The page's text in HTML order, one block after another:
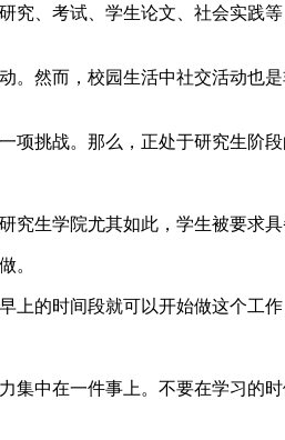
究、考试、学生论文、社会实
。然而，校园生活中社交活动
项挑战。那么，正处于研究生阶
生学院尤其如此，学生被要求具
。
的时间段就可以开始做这个工作
中在一件事上。不要在学习的